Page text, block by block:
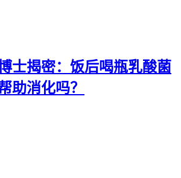
士揭密：饭后喝瓶乳酸菌
助消化吗？